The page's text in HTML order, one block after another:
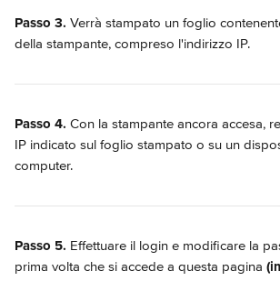
Passo 3. Verrà stampato un foglio
della stampante, compreso l'indirizzo IP.
Passo 4. Con la stampante ancora accesa,
IP indicato sul foglio stampato o su un
computer.
Passo 5. Effettuare il login e modificare la
prima volta che si accede a questa pagina